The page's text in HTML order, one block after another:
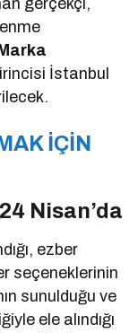
gerçekçi,
Marka
İstanbul
İÇİN
Nisan’da
ezber
seçeneklerinin
sunulduğu ve
ele alındığı